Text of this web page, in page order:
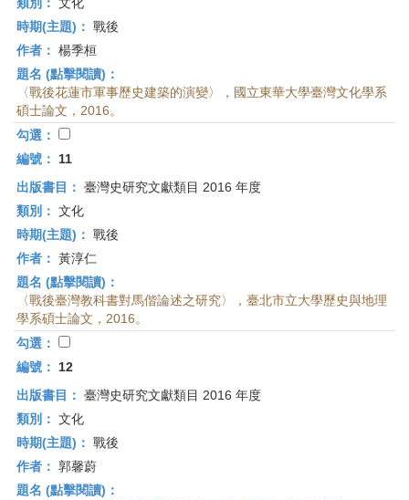
時期(主題)： 戰後
作者： 楊季桓
題名 (點擊閱讀)：
〈戰後花蓮市軍事歷史建築的演變〉，國立東華大學臺灣文化學系
碩士論文，2016。
勾選：
編號：
11
出版書目： 臺灣史研究文獻類目 2016 年度
類別： 文化
時期(主題)： 戰後
作者： 黃淳仁
題名 (點擊閱讀)：
〈戰後臺灣教科書對馬偕論述之研究〉，臺北市立大學歷史與地理
學系碩士論文，2016。
勾選：
編號：
12
出版書目： 臺灣史研究文獻類目 2016 年度
類別： 文化
時期(主題)： 戰後
作者： 郭馨蔚
題名 (點擊閱讀)：